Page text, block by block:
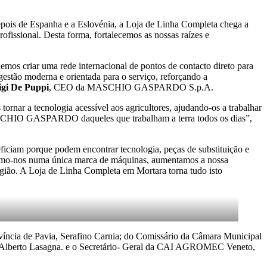
de Espanha e a Eslovénia, a Loja de Linha Completa chega a
Desta forma, fortalecemos as nossas raízes e
criar uma rede internacional de pontos de contacto direto para
moderna e orientada para o serviço, reforçando a
De Puppi, CEO da MASCHIO GASPARDO S.p.A.
a tecnologia acessível aos agricultores, ajudando-os a trabalhar
GASPARDO daqueles que trabalham a terra todos os dias”,
porque podem encontrar tecnologia, peças de substituição e
nos numa única marca de máquinas, aumentamos a nossa
A Loja de Linha Completa em Mortara torna tudo isto
de Pavia, Serafino Carnia; do Comissário da Câmara Municipal
Lasagna. e o Secretário- Geral da CAI AGROMEC Veneto,